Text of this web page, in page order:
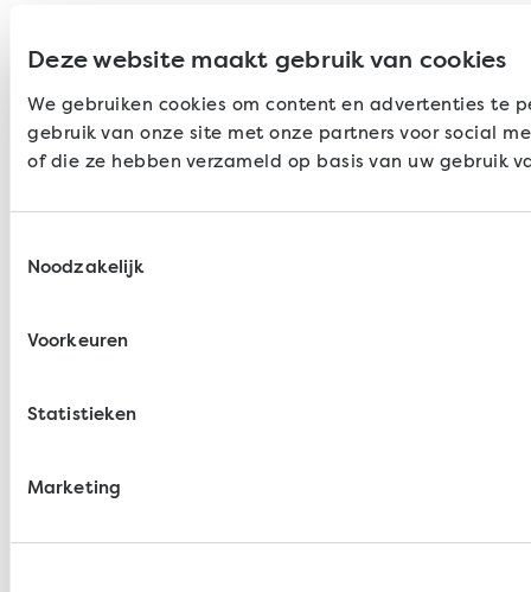
Deze website maakt gebruik van cookies
We gebruiken cookies om content en advertenties te
gebruik van onze site met onze partners voor social
of die ze hebben verzameld op basis van uw gebruik
Noodzakelijk
Voorkeuren
Statistieken
Marketing